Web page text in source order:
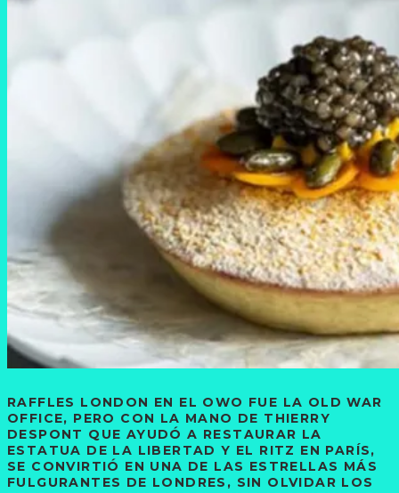
RAFFLES LONDON EN EL OWO FUE LA OLD WAR
OFFICE, PERO CON LA MANO DE THIERRY
DESPONT QUE AYUDÓ A RESTAURAR LA
ESTATUA DE LA LIBERTAD Y EL RITZ EN PARÍS,
SE CONVIRTIÓ EN UNA DE LAS ESTRELLAS MÁS
FULGURANTES DE LONDRES, SIN OLVIDAR LOS